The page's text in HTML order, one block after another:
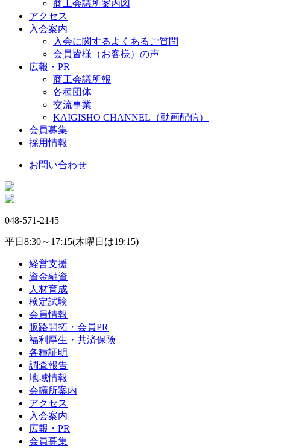
商工会議所案内図
アクセス
入会案内
入会に関するよくあるご質問
会員皆様（お客様）の声
広報・PR
商工会議所報
各種団体
交流事業
KAIGISHO CHANNEL（動画配信）
会員募集
採用情報
お問い合わせ
048-571-2145
平日8:30～17:15(木曜日は19:15)
経営支援
資金融資
人材育成
検定試験
会員情報
販路開拓・会員PR
福利厚生・共済保険
各種証明
調査報告
地域情報
会議所案内
アクセス
入会案内
広報・PR
会員募集